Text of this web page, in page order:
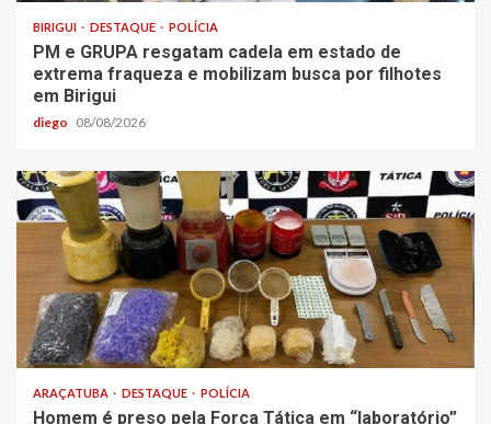
BIRIGUI DESTAQUE POLÍCIA
PM e GRUPA resgatam cadela em estado de
extrema fraqueza e mobilizam busca por filhotes
em Birigui
diego 08/08/2026
ARAÇATUBA DESTAQUE POLÍCIA
Homem é preso pela Força Tática em “laboratório”